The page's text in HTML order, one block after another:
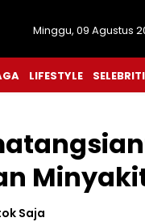
Minggu, 09 Agustus
LIFESTYLE SELEBRITI
Saja